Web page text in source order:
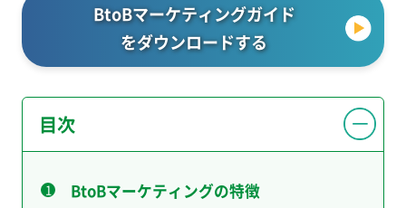
BtoBマーケティングガイド
をダウンロードする
目次
BtoBマーケティングの特徴